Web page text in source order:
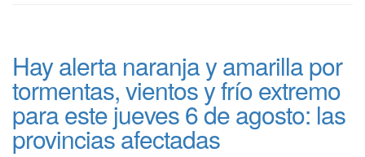
Hay alerta naranja y amarilla por
tormentas, vientos y frío extremo
para este jueves 6 de agosto: las
provincias afectadas